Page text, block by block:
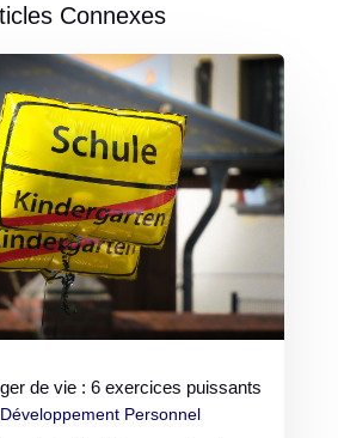
Connexes
de vie : 6 exercices puissants
Développement Personnel